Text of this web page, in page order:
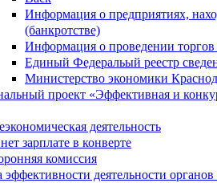
Информация о предприятиях,
(банкротстве)
Информация о проведении
Единый Федеральый реестр
Министерство экономики
проект «Эффективная и
деятельность
зарплате в конверте
комиссия
эффективности деятельности